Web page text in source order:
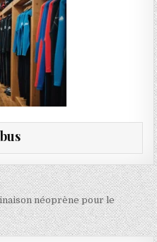
néoprène pour le